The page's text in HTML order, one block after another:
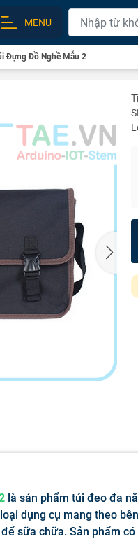
MENU
Đựng Đồ Nghề Mẫu 2
là sản phẩm túi đeo đa
dụng cụ mang theo
sữa chữa. Sản phẩm